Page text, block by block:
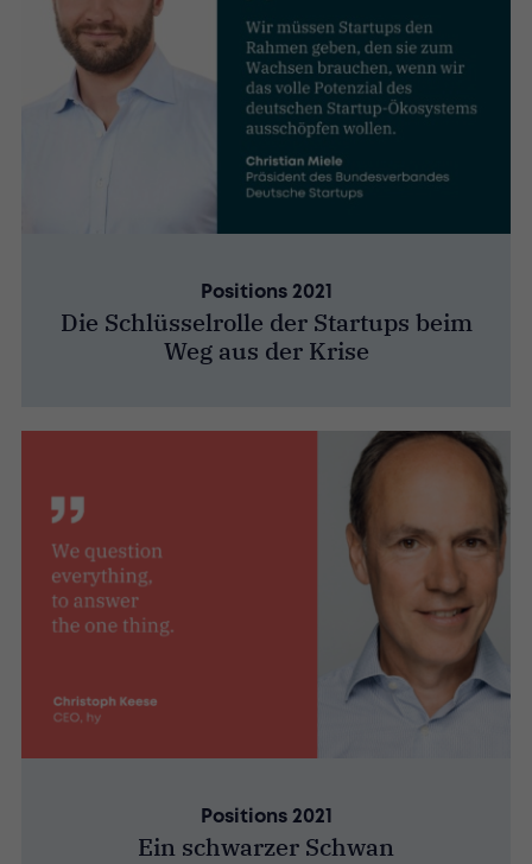
Positions 2021
Die Schlüsselrolle der Startups beim
Weg aus der Krise
Positions 2021
Ein schwarzer Schwan